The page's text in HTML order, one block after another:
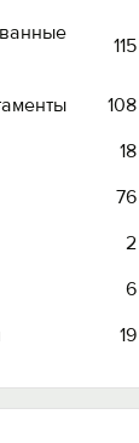
115
108
18
76
2
6
19